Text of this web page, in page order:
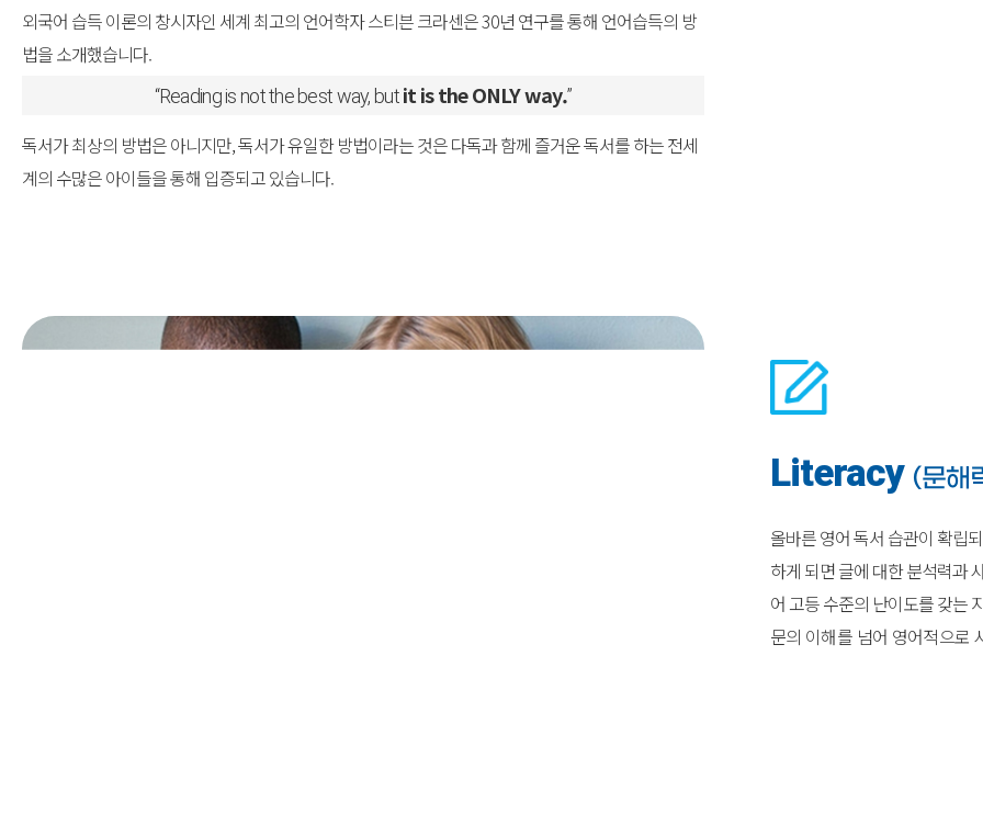
외국어 습득 이론의 창시자인 세계 최고의 언어학자 스티븐 크라센은 30년 연구를 통해 언어습득의 방
법을 소개했습니다.
“Reading is not the best way, butit is the ONLY way.”
독서가 최상의 방법은 아니지만, 독서가 유일한 방법이라는 것은 다독과 함께 즐거운 독서를하는 전세
계의 수많은 아이들을 통해 입증되고 있습니다.
Literacy (문해
올바른 영어 독서 습관이 확립
하게 되면 글에 대한 분석력과
어 고등 수준의 난이도를 갖는
문의 이해를 넘어 영어적으로